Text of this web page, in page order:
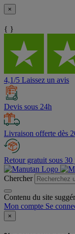
×
{ }
4,1/5 Laissez un avis
Devis sous 24h
Livraison offerte dès
Retour gratuit sous 30
Chercher
Contenu du site
Mon compte Se
×